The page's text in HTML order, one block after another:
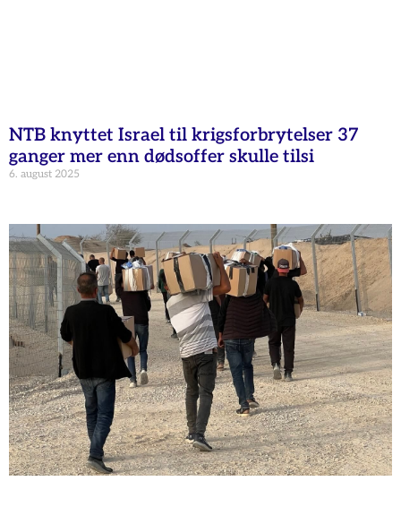
NTB knyttet Israel til krigsforbrytelser 37
ganger mer enn dødsoffer skulle tilsi
6. august 2025